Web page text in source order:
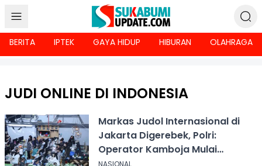
BERITA IPTEK GAYA HIDUP HIBURAN OLAHRAGA
JUDI ONLINE DI INDONESIA
Markas Judol Internasional di
Jakarta Digerebek, Polri:
Operator Kamboja Mulai
NASIONAL